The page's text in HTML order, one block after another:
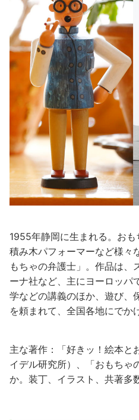
1955年静岡に生まれる。おも
積み木パフォーマーなど様々
もちゃの弁護士」。作品は、
ーナ社など、主にヨーロッパ
学などの講義のほか、遊び、
を頼まれて、全国各地にでか
主な著作：「好きッ！絵本と
イデル研究所）、「おもちゃ
か。装丁、イラスト、共著多